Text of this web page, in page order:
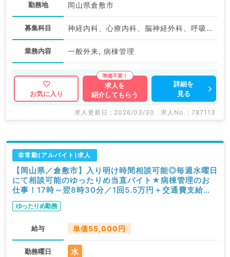
勤務地 岡山県倉敷市
募集科目 神経内科、心療内科、脳神経外科、呼吸器外科、心臓血管外科、一般内科、循環器内科、呼吸器内科、消化器内科、内分泌・代謝内科、腎臓内科、老年内科、血液内科、外科系全般、一般外科、消化器外科、膠原病科
業務内容 一般外来, 病棟管理
お気に入り
求人を
紹介してもらう
詳細を
見る
求人更新日 : 2026/03/30 求人No. : 787113
非常勤(アルバイト)求人
【岡山県／倉敷市】入り明け時間相談可能◎毎週水曜日
にて相談可能のゆったりめ当直バイト★病棟管理のお
仕事！17時～翌8時30分／1回5.5万円＋交通費支給あ
り◎（内科系／非常勤）
ゆったりめ勤務
給与 単価55,000円
勤務曜日 水